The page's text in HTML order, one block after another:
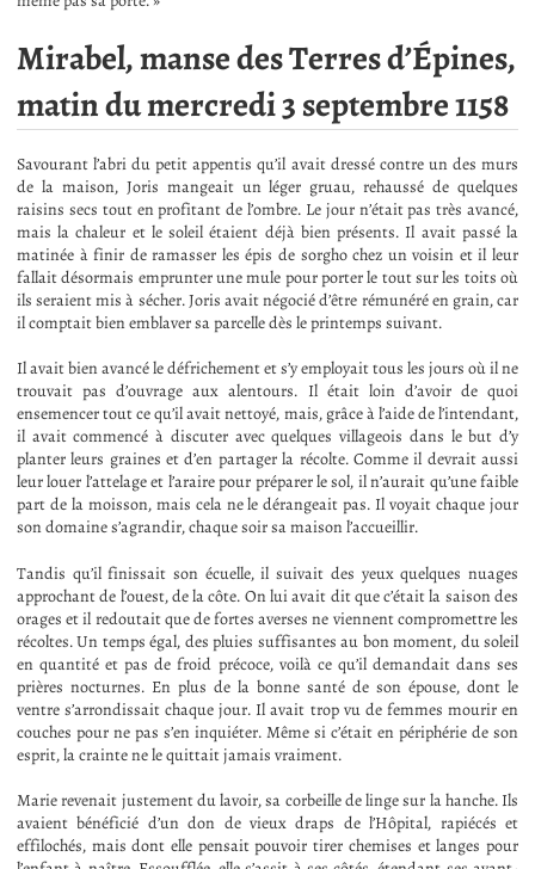
Mirabel, manse des Terres d’Épines,
matin du mercredi 3 septembre 1158
Savourant l’abri du petit appentis qu’il avait dressé contre un des murs
de la maison, Joris mangeait un léger gruau, rehaussé de quelques
raisins secs tout en profitant de l’ombre. Le jour n’était pas très avancé,
mais la chaleur et le soleil étaient déjà bien présents. Il avait passé la
matinée à finir de ramasser les épis de sorgho chez un voisin et il leur
fallait désormais emprunter une mule pour porter le tout sur les toits où
ils seraient mis à sécher. Joris avait négocié d’être rémunéré en grain, car
il comptait bien emblaver sa parcelle dès le printemps suivant.
Il avait bien avancé le défrichement et s’y employait tous les jours où il ne
trouvait pas d’ouvrage aux alentours. Il était loin d’avoir de quoi
ensemencer tout ce qu’il avait nettoyé, mais, grâce à l’aide de l’intendant,
il avait commencé à discuter avec quelques villageois dans le but d’y
planter leurs graines et d’en partager la récolte. Comme il devrait aussi
leur louer l’attelage et l’araire pour préparer le sol, il n’aurait qu’une faible
part de la moisson, mais cela ne le dérangeait pas. Il voyait chaque jour
son domaine s’agrandir, chaque soir sa maison l’accueillir.
Tandis qu’il finissait son écuelle, il suivait des yeux quelques nuages
approchant de l’ouest, de la côte. On lui avait dit que c’était la saison des
orages et il redoutait que de fortes averses ne viennent compromettre les
récoltes. Un temps égal, des pluies suffisantes au bon moment, du soleil
en quantité et pas de froid précoce, voilà ce qu’il demandait dans ses
prières nocturnes. En plus de la bonne santé de son épouse, dont le
ventre s’arrondissait chaque jour. Il avait trop vu de femmes mourir en
couches pour ne pas s’en inquiéter. Même si c’était en périphérie de son
esprit, la crainte ne le quittait jamais vraiment.
Marie revenait justement du lavoir, sa corbeille de linge sur la hanche. Ils
avaient bénéficié d’un don de vieux draps de l’Hôpital, rapiécés et
effilochés, mais dont elle pensait pouvoir tirer chemises et langes pour